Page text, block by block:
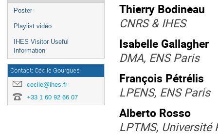
Poster
Playlist vidéo
IHES Visitor Useful
Information
Contact: Cécile Gourgues
cecile@ihes.fr
+33 1 60 92 66 07
Thierry Bodineau
CNRS & IHES
Isabelle Gallagher
DMA, ENS Paris
François Pétrélis
LPENS, ENS Paris
Alberto Rosso
LPTMS, Université